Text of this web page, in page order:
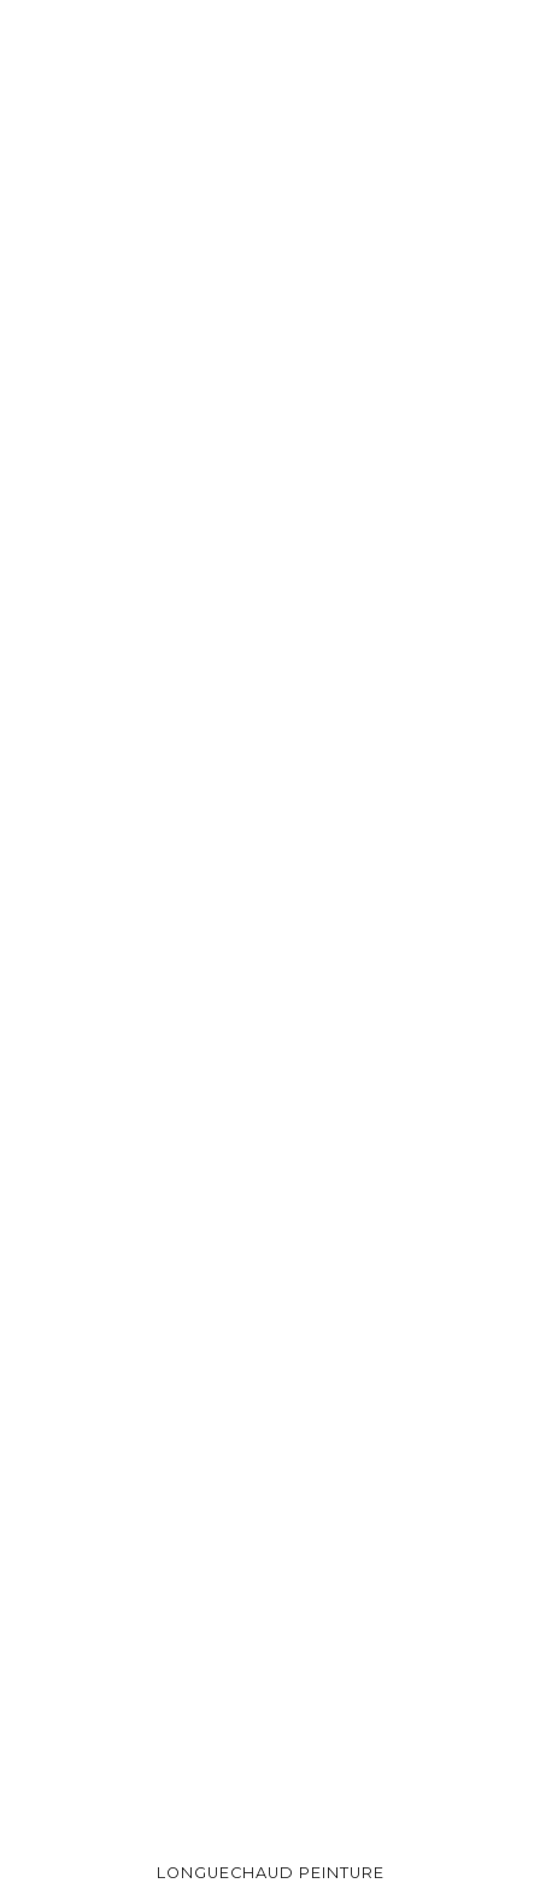
LONGUECHAUD PEINTURE